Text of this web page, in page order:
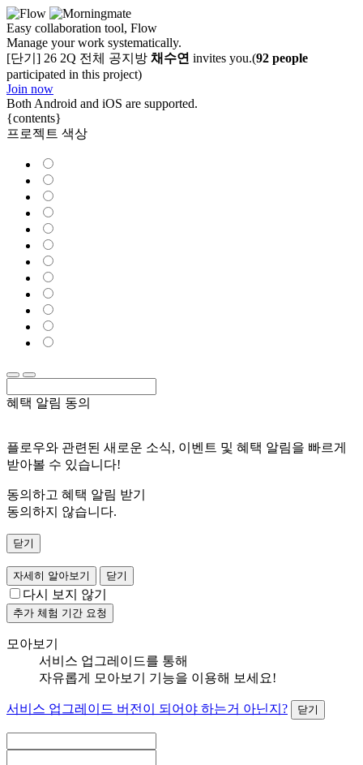
Easy collaboration tool, Flow
Manage your work systematically.
[단기] 26 2Q 전체 공지방 채수연 invites you.(92 people
participated in this project)
Join now
Both Android and iOS are supported.
{contents}
프로젝트 색상
혜택 알림 동의
플로우와 관련된 새로운 소식, 이벤트 및 혜택 알림을 빠르게
받아볼 수 있습니다!
동의하고 혜택 알림 받기
동의하지 않습니다.
닫기
자세히 알아보기 닫기
다시 보지 않기
추가 체험 기간 요청
모아보기
서비스 업그레이드를 통해
자유롭게 모아보기 기능을 이용해 보세요!
서비스 업그레이드 버전이 되어야 하는거 아닌지? 닫기